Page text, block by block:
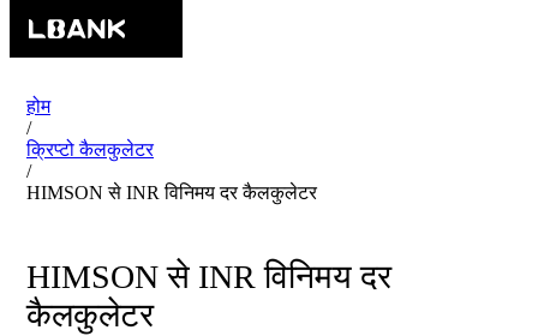
होम
/
क्रिप्टो कैलकुलेटर
/
HIMSON से INR विनिमय दर कैलकुलेटर
HIMSON से INR विनिमय दर
कैलकुलेटर